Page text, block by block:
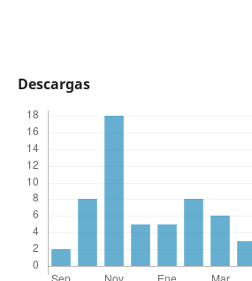
Descargas